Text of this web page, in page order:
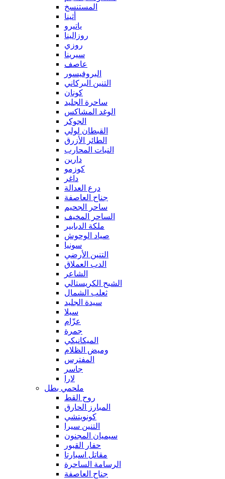
المستنسخ
أثينا
ياتيرو
روزالينا
روزي
سيرينا
عاصف
البروفيسور
التنين البركاني
كونان
ساحرة الجليد
الوغد المشاكس
الجوكر
القبطان لولي
الطائر الأزرق
النبات المحارب
دارين
كوزمو
داغر
درع العدالة
جناح العاصفة
ساحر الجحيم
الساحر المخيف
ملكة الدبابير
صياد الوحوش
سونيا
التنين الأرضي
الدب العملاق
الشاعر
الشبح الكريستالي
ثعلب الشمال
سيدة الجليد
سيلا
عزّام
جمرة
الميكانيكي
وميض الظلام
المفترس
جاسر
لارا
ملحمي بطل
روح القط
المبارز الحارق
كونويتشي
التنين سيرا
سيميان المجنون
حفار القبور
مقاتل اسبارتا
الرسامة الساحرة
جناح العاصفة